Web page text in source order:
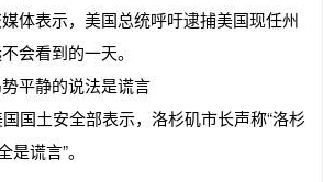
体表示，美国总统呼吁逮捕美国现任州
会看到的一天。
平静的说法是谎言
国土安全部表示，洛杉矶市长声称“洛杉
是谎言”。